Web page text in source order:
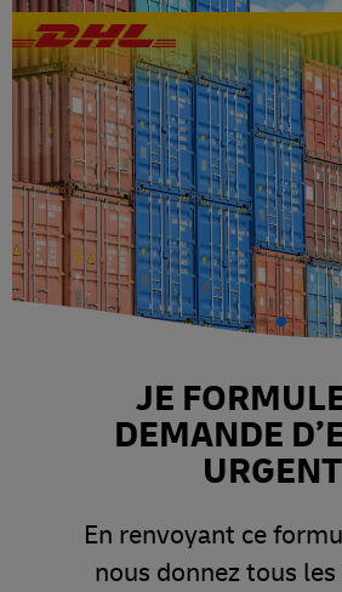
JE
DEMANDE
URGENT
En renvoyant ce
nous donnez tous